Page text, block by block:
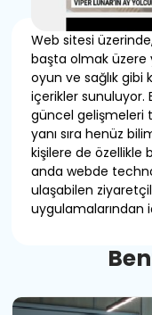
Web sitesi
başta olmak üzere
oyun ve sağlık gibi
içerikler sunuluyor.
güncel gelişmeleri
yanı sıra henüz
kişilere de özellikle
anda webde
ulaşabilen
uygulamalarından
Ben